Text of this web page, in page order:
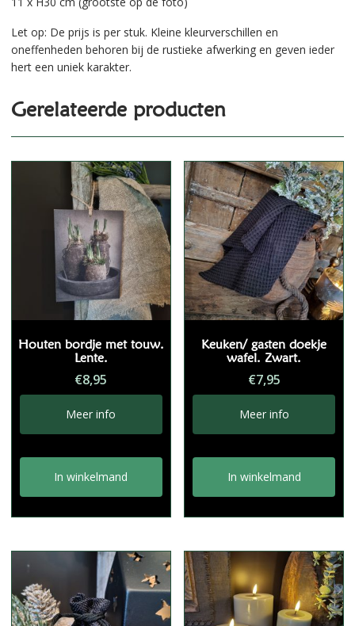
Let op: De prijs is per stuk. Kleine kleurverschillen en
oneffenheden behoren bij de rustieke afwerking en geven ieder
hert een uniek karakter.
Gerelateerde producten
Houten bordje met touw.
Lente.
€8,95
Meer info
In winkelmand
Keuken/ gasten doekje
wafel. Zwart.
€7,95
Meer info
In winkelmand